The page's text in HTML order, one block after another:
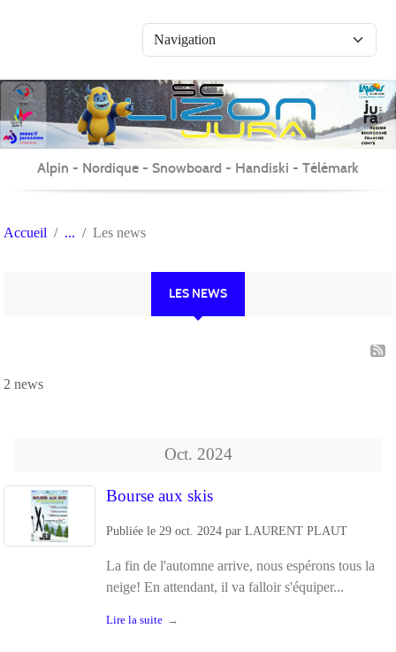
Alpin - Nordique - Snowboard - Handiski - Télémark
Accueil Les news
LES NEWS
2 news
Oct. 2024
Bourse aux skis
Publiée le 29 oct. 2024 par LAURENT PLAUT
La fin de l'automne arrive, nous espérons tous la
neige! En attendant, il va falloir s'équiper...
Lire la suite